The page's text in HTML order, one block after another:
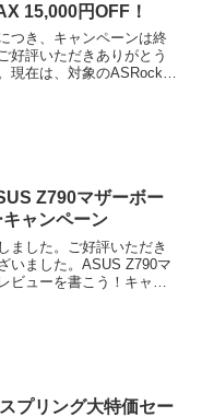
15,000円OFF！
つき、キャンペーンは終
好評いただきありがとう
現在は、対象のASRockマ
Z790マザーボー
キャンペーン
ました。ご好評いただき
いました。ASUS Z790マ
ビューを書こう！キャン
スプリング大特価セー